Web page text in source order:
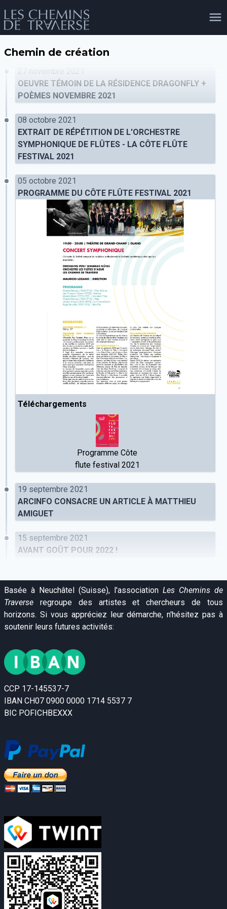
évènements
publics
cours et stages
Chemin de création
27 novembre 2021
OEUVRE TÉMOIN DE LA RÉSIDENCE DRAGONFLY +
POÈMES NOVEMBRE 2021
08 octobre 2021
EXTRAIT DE RÉPÉTITION DE L'ORCHESTRE
SYMPHONIQUE DE FLÛTES - LA CÔTE FLÛTE
FESTIVAL 2021
05 octobre 2021
PROGRAMME DU CÔTE FLÛTE FESTIVAL 2021
Téléchargements
Programme Côte
flute festival 2021
19 septembre 2021
ARCINFO CONSACRE UN ARTICLE À MATTHIEU
AMIGUET
15 septembre 2021
AVANT GOÛT POUR 2022 !
Basée à Neuchâtel (Suisse), l'association Les Chemins de
Traverse regroupe des artistes et chercheurs de tous
horizons. Si vous appréciez leur démarche, n'hésitez pas à
soutenir leurs futures activités:
CCP 17-145537-7
IBAN CH07 0900 0000 1714 5537 7
BIC POFICHBEXXX